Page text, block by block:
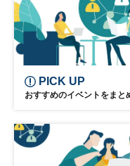
PICK UP
おすすめのイベントをまと